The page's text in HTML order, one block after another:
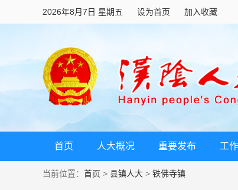
2026年8月7日 星期五 设为首页 加入收藏
首页 人大概况 重要发布 工
当前位置： 首页 > 县镇人大 > 铁佛寺镇